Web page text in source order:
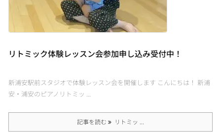
リトミック体験レッスン会参加申し込み受付中！
新浦安駅前スタジオで体験レッスン会を開催します こんにちは！ 新浦
安・浦安のピアノリトミッ ...
記事を読む リトミッ ...